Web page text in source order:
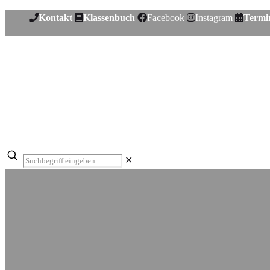
Kontakt Klassenbuch Facebook Instagram
✕